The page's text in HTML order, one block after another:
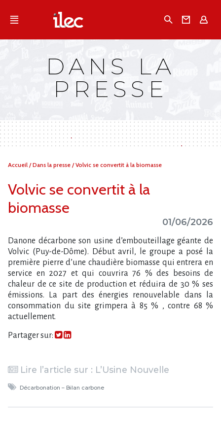
Qu'est-ce que l’Ilec
Campagnes multimarques
Dans la presse
DANS LA
PRESSE
Vous
Accueil /Dans la presse /Volvic se convertit à la biomasse
Volvic se convertit à la
biomasse
01/06/2026
Danone décarbone son usine d’embouteillage géante de
Volvic (Puy-de-Dôme). Début avril, le groupe a posé la
première pierre d’une chaudière biomasse qui entrera en
service en 2027 et qui couvrira 76 % des besoins de
chaleur de ce site de production et réduira de 30 % ses
émissions. La part des énergies renouvelable dans la
consommation du site grimpera à 85 % , contre 68 %
actuellement.
Partager sur:
Lire l’article sur : L​‌’Usine Nouvelle
Décarbonation – Bilan carbone